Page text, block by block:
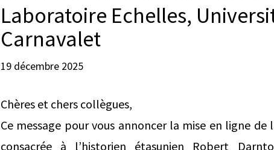
Laboratoire Echelles,
Carnavalet
19 décembre 2025
Chères et chers collègues,
Ce message pour vous annoncer la mise en ligne
consacrée à l’historien étasunien Robert